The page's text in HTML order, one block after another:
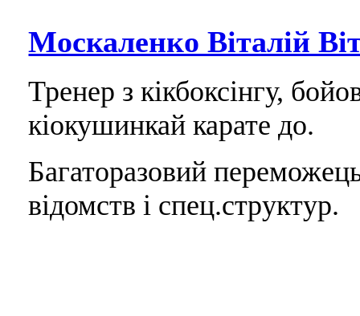
Москаленко Віталій
Тренер з кікбоксінгу,
кіокушинкай карате до.
Багаторазовий
відомств і спец.структур.